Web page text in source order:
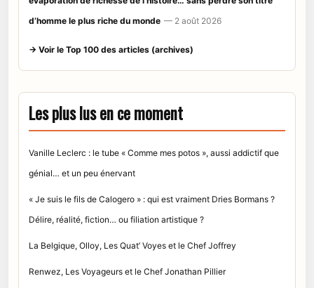
d’homme le plus riche du monde — 2 août 2026
→ Voir le Top 100 des articles (archives)
Les plus lus en ce moment
Vanille Leclerc : le tube « Comme mes potos », aussi addictif que
génial… et un peu énervant
« Je suis le fils de Calogero » : qui est vraiment Dries Bormans ?
Délire, réalité, fiction… ou filiation artistique ?
La Belgique, Olloy, Les Quat’ Voyes et le Chef Joffrey
Renwez, Les Voyageurs et le Chef Jonathan Pillier